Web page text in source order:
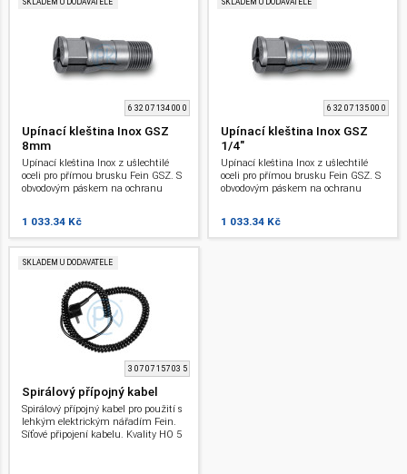
SKLADEM U DODAVATELE
6 32 07 134 00 0
Upínací kleština Inox GSZ
8mm
Upínací kleština Inox z ušlechtilé
oceli pro přímou brusku Fein GSZ. S
obvodovým páskem na ochranu
upínacího otvoru: 8 mm.
1 033.34 Kč
SKLADEM U DODAVATELE
6 32 07 135 00 0
Upínací kleština Inox GSZ
1/4"
Upínací kleština Inox z ušlechtilé
oceli pro přímou brusku Fein GSZ. S
obvodovým páskem na ochranu
upínacího otvoru: 6,35 mm.
1 033.34 Kč
SKLADEM U DODAVATELE
3 07 07 157 03 5
Spirálový přípojný kabel
Spirálový přípojný kabel pro použití s
lehkým elektrickým nářadím Fein.
Síťové připojení kabelu. Kvality HO 5